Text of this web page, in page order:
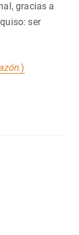
gracias a
ser
.)